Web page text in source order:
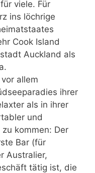
viele. Für
ins löchrige
Cook Island
Auckland als
allem
ihrer
als in ihrer
und
kommen: Der
Bar (für
Australier,
tätig ist, die